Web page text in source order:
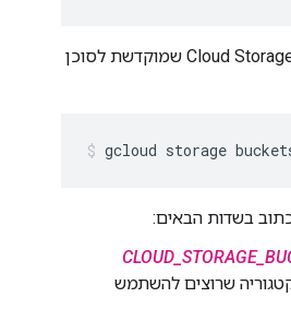
יוצרים קטגוריה של Cloud Storage שמוקדשת לסוכן
gcloud storage
בשדות הבאים:
שרוצים להשתמש